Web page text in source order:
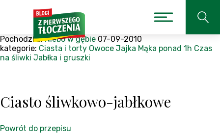
Pochodzi z:Niebo w gębie 07-09-2010
kategorie: Ciasta i torty Owoce Jajka Mąka ponad 1h Czas
na śliwki Jabłka i gruszki
Ciasto śliwkowo-jabłkowe
Powrót do przepisu